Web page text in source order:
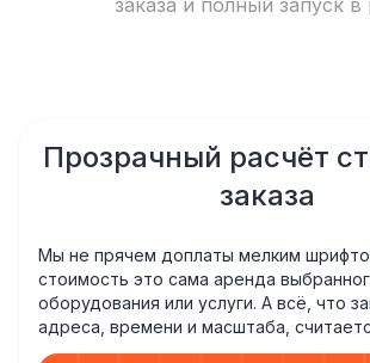
заказа и полный запуск в
Прозрачный расчёт
заказа
Мы не прячем доплаты мелким
стоимость это сама аренда
оборудования или услуги. А всё, что
адреса, времени и масштаба,